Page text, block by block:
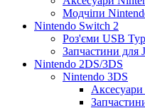
Модчіпи
Nintendo Switch 2
Роз'єми USB
Запчастини для
Nintendo 2DS/3DS
Nintendo 3DS